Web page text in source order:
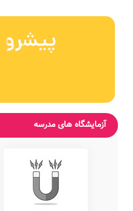
آزمایشگاه های مدرسه